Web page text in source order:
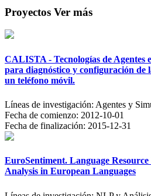
Proyectos Ver más
CALISTA - Tecnologías de Agentes
para diagnóstico y configuración de
un teléfono móvil.
Líneas de investigación: Agentes y
Fecha de comienzo: 2012-10-01
Fecha de finalización: 2015-12-31
EuroSentiment. Language
Analysis in European Languages